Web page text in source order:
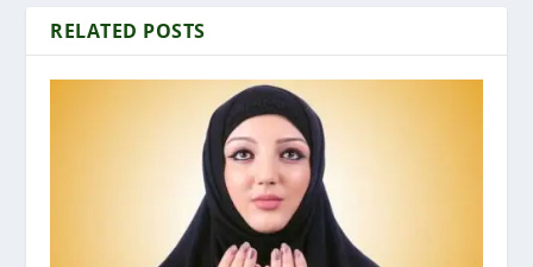
RELATED POSTS